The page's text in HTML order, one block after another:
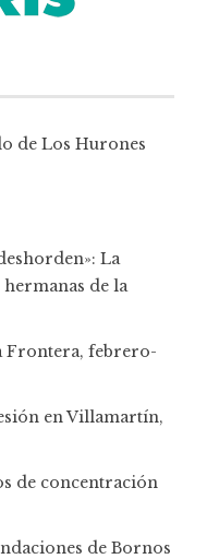
de Los Hurones
La
de la
Frontera, febrero-
en Villamartín,
de concentración
de Bornos